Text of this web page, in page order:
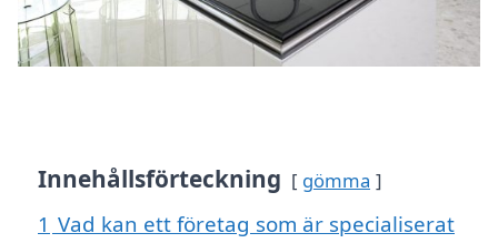
Innehållsförteckning gömma
1 Vad kan ett företag som är specialiserat